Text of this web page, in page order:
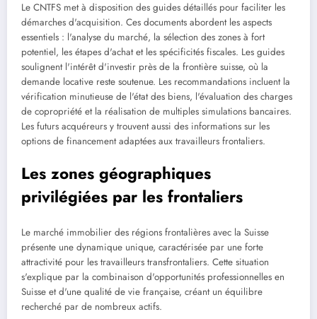
Le CNTFS met à disposition des guides détaillés pour faciliter les
démarches d'acquisition. Ces documents abordent les aspects
essentiels : l'analyse du marché, la sélection des zones à fort
potentiel, les étapes d'achat et les spécificités fiscales. Les guides
soulignent l'intérêt d'investir près de la frontière suisse, où la
demande locative reste soutenue. Les recommandations incluent la
vérification minutieuse de l'état des biens, l'évaluation des charges
de copropriété et la réalisation de multiples simulations bancaires.
Les futurs acquéreurs y trouvent aussi des informations sur les
options de financement adaptées aux travailleurs frontaliers.
Les zones géographiques
privilégiées par les frontaliers
Le marché immobilier des régions frontalières avec la Suisse
présente une dynamique unique, caractérisée par une forte
attractivité pour les travailleurs transfrontaliers. Cette situation
s'explique par la combinaison d'opportunités professionnelles en
Suisse et d'une qualité de vie française, créant un équilibre
recherché par de nombreux actifs.